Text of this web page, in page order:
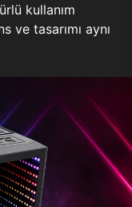
kullanım
ve tasarımı aynı